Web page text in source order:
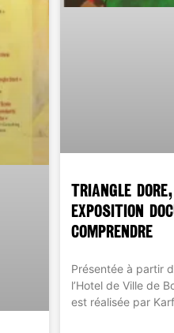
TRIANGLE
exposition
comprendre
Présentée à partir
l’Hotel de Ville de
est réalisée par